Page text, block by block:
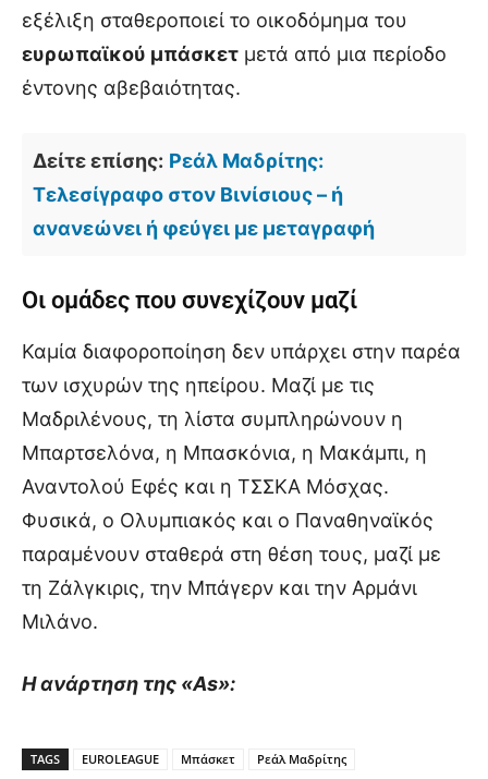
εξέλιξη σταθεροποιεί το οικοδόμημα του
ευρωπαϊκού μπάσκετ μετά από μια περίοδο
έντονης αβεβαιότητας.
Δείτε επίσης: Ρεάλ Μαδρίτης:
Τελεσίγραφο στον Βινίσιους – ή
ανανεώνει ή φεύγει με μεταγραφή
Οι ομάδες που συνεχίζουν μαζί
Καμία διαφοροποίηση δεν υπάρχει στην παρέα
των ισχυρών της ηπείρου. Μαζί με τις
Μαδριλένους, τη λίστα συμπληρώνουν η
Μπαρτσελόνα, η Μπασκόνια, η Μακάμπι, η
Αναντολού Εφές και η ΤΣΣΚΑ Μόσχας.
Φυσικά, ο Ολυμπιακός και ο Παναθηναϊκός
παραμένουν σταθερά στη θέση τους, μαζί με
τη Ζάλγκιρις, την Μπάγερν και την Αρμάνι
Μιλάνο.
Η ανάρτηση της «As»:
TAGS EUROLEAGUE Μπάσκετ Ρεάλ Μαδρίτης